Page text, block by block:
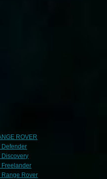
ROVER
Defender
Discovery
Freelander
Range Rover